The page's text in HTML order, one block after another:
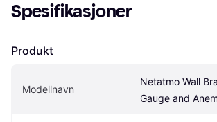
Spesifikasjoner
Produkt
Modellnavn
Netatmo Wall
Gauge and